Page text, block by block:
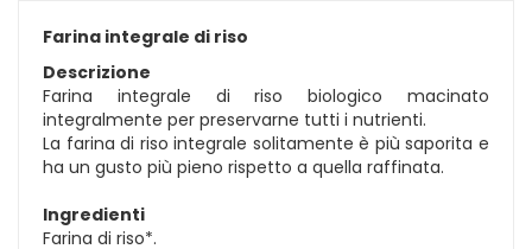
Farina integrale di riso
Descrizione
Farina integrale di riso biologico macinato
integralmente per preservarne tutti i nutrienti.
La farina di riso integrale solitamente è più saporita e
ha un gusto più pieno rispetto a quella raffinata.
Ingredienti
Farina di riso*.